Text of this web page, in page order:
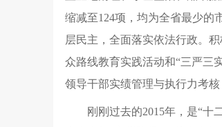
缩减至124项，均为全省最少的
层民主，全面落实依法行政。
众路线教育实践活动和“三严三
领导干部实绩管理与执行力考
刚刚过去的2015年，是“十